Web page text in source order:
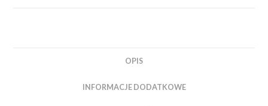
OPIS
INFORMACJE DODATKOWE